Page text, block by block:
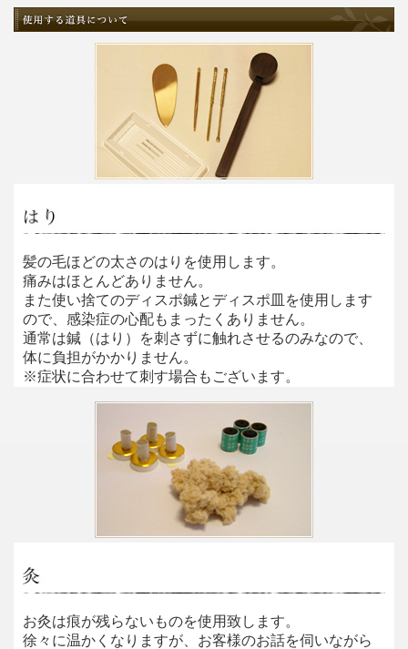
髪の毛ほどの太さのはりを使用します。
痛みはほとんどありません。
また使い捨てのディスポ鍼とディスポ皿を使用します
ので、感染症の心配もまったくありません。
通常は鍼（はり）を刺さずに触れさせるのみなので、
体に負担がかかりません。
※症状に合わせて刺す場合もございます。
お灸は痕が残らないものを使用致します。
徐々に温かくなりますが、お客様のお話を伺いながら